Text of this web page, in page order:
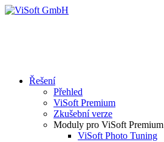
Řešení
Přehled
ViSoft Premium
Zkušební verze
Moduly pro ViSoft Premium
ViSoft Photo Tuning